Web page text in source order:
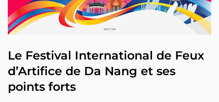
Le Festival International de Feux
d’Artifice de Da Nang et ses
points forts